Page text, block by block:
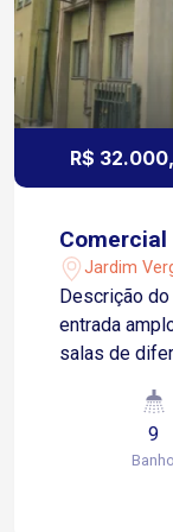
R$
Jardim
Descrição do
entrada
salas de
oferecendo
negócios. 5
9
Banho